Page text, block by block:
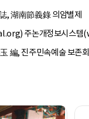
, 湖南節義錄 의암별제
주논개정보시스
編, 진주민속예술 보존